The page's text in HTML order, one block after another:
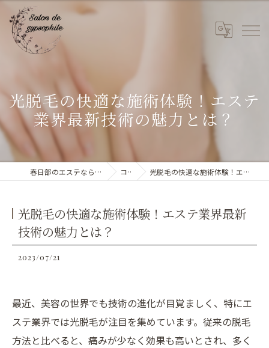
光脱毛の快適な施術体験！エステ
業界最新技術の魅力とは？
春日部のエステならSalon de gypsophile コラム 光脱毛の快適な施術体験！エステ業界最新技術の魅力とは？
光脱毛の快適な施術体験！エステ業界最新
技術の魅力とは？
2023/07/21
最近、美容の世界でも技術の進化が目覚ましく、特にエ
ステ業界では光脱毛が注目を集めています。従来の脱毛
方法と比べると、痛みが少なく効果も高いとされ、多く